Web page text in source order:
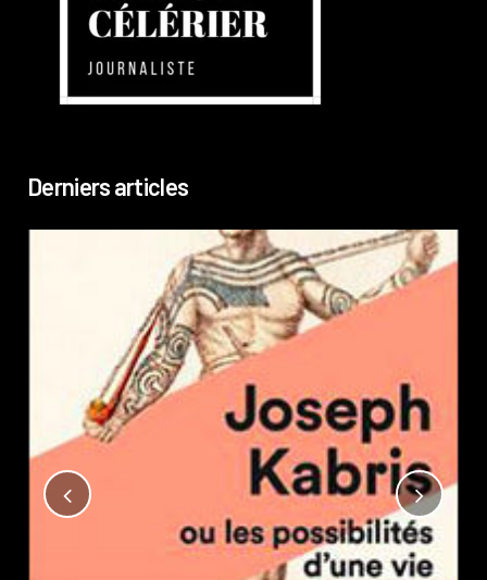
Derniers articles